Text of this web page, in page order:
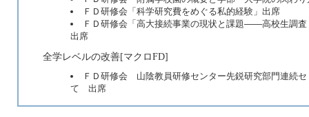
ＦＤ研修会「科学研究費をめぐる私的経験」出席
ＦＤ研修会「高大接続事業の現状と課題――高校生調
出席
全学レベルの改善[マクロFD]
ＦＤ研修会 山陰教員研修センター先鋭研究部門連続
て 出席